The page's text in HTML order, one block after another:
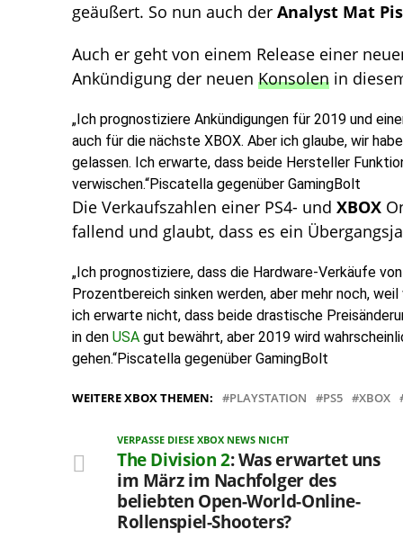
geäußert. So nun auch der Analyst Mat
Auch er geht von einem Release einer
Ankündigung der neuen Konsolen in
„Ich prognostiziere Ankündigungen für 2019 und
auch für die nächste XBOX. Aber ich glaube, wir
gelassen. Ich erwarte, dass beide Hersteller
verwischen.“Piscatella gegenüber GamingBolt
Die Verkaufszahlen einer PS4- und XBOX
fallend und glaubt, dass es ein
„Ich prognostiziere, dass die Hardware-Verkäufe
Prozentbereich sinken werden, aber mehr noch,
ich erwarte nicht, dass beide drastische
in den USA gut bewährt, aber 2019 wird
gehen.“Piscatella gegenüber GamingBolt
WEITERE XBOX THEMEN: PLAYSTATION PS5 XBOX
VERPASSE DIESE XBOX NEWS NICHT
The Division 2: Was erwartet uns
im März im Nachfolger des
beliebten Open-World-Online-
Rollenspiel-Shooters?